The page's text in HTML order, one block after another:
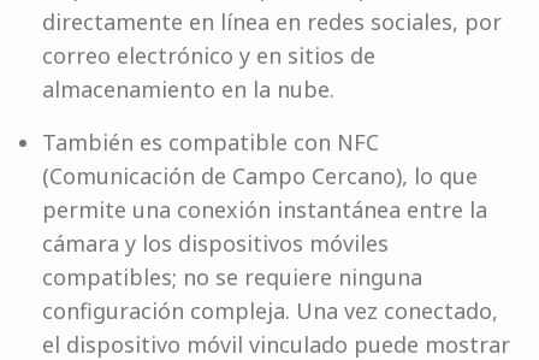
directamente en línea en redes sociales, por
correo electrónico y en sitios de
almacenamiento en la nube.
También es compatible con NFC
(Comunicación de Campo Cercano), lo que
permite una conexión instantánea entre la
cámara y los dispositivos móviles
compatibles; no se requiere ninguna
configuración compleja. Una vez conectado,
el dispositivo móvil vinculado puede mostrar